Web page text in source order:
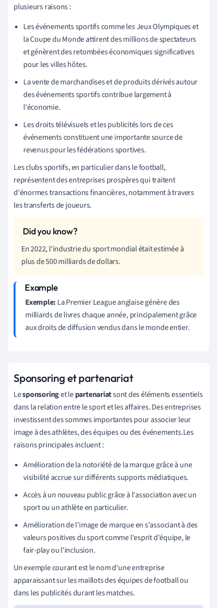
plusieurs raisons :
Les événements sportifs comme les Jeux Olympiques et
la Coupe du Monde attirent des millions de spectateurs
et génèrent des retombées économiques significatives
pour les villes hôtes.
La vente de marchandises et de produits dérivés autour
des événements sportifs contribue largement à
l'économie.
Les droits télévisuels et les publicités lors de ces
événements constituent une importante source de
revenus pour les fédérations sportives.
Les clubs sportifs, en particulier dans le football,
représentent des entreprises prospères qui traitent
d'énormes transactions financières, notamment à travers
les transferts de joueurs.
En 2022, l'industrie du sport mondial était estimée à
plus de 500 milliards de dollars.
Exemple: La Premier League anglaise génère des
milliards de livres chaque année, principalement grâce
aux droits de diffusion vendus dans le monde entier.
Sponsoring et partenariat
Lesponsoringet lepartenariatsont des éléments essentiels
dans la relation entre le sport et les affaires. Des entreprises
investissent des sommes importantes pour associer leur
image à des athlètes, des équipes ou des événements.Les
raisons principales incluent :
Amélioration de la notoriété de la marque grâce à une
visibilité accrue sur différents supports médiatiques.
Accès à un nouveau public grâce à l'association avec un
sport ou un athlète en particulier.
Amélioration de l'image de marque en s'associant à des
valeurs positives du sport comme l'esprit d'équipe, le
fair-play ou l'inclusion.
Un exemple courant est le nom d'une entreprise
apparaissant sur les maillots des équipes de football ou
dans les publicités durant les matches.